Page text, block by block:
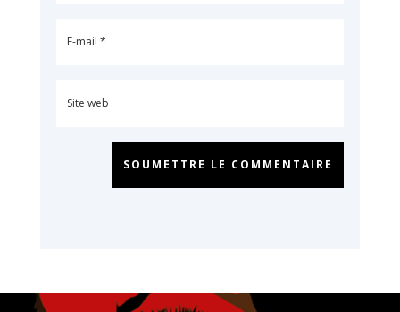
SOUMETTRE LE COMMENTAIRE